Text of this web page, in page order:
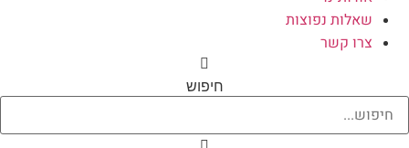
שאלות נפוצות
צרו קשר
חיפוש